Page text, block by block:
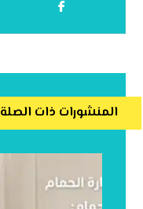
المنشورات ذات الصلة